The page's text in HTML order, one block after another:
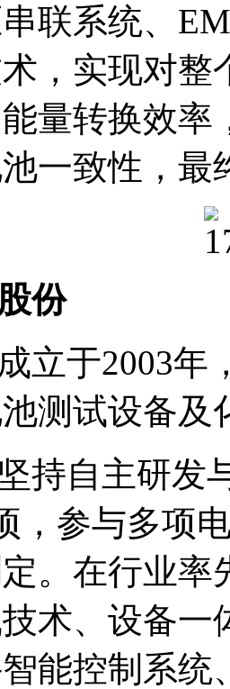
联系统、
，实现对整
量转换效率
一致性，最
份
立于2003年
测试设备
持自主研发
，参与多项
。在行业率
术、设备
能控制系统